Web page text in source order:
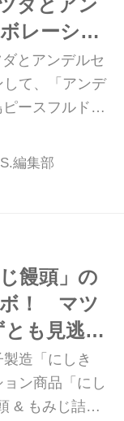
レーショ
スフルド
を発売
とアンデルセ
て、「アンデ
ースフルドラ
た。
編集部
饅頭」の
ボ！ マツ
も見逃せ
せを発売
造「にしき
ン商品「にし
& もみじ詰合